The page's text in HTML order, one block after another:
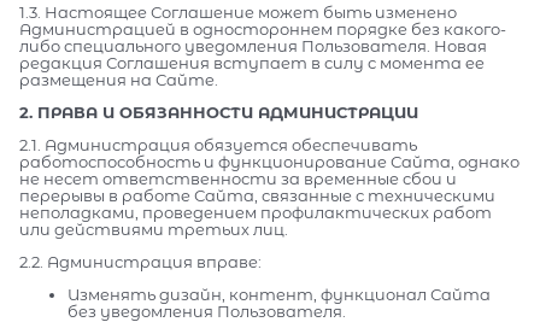
1.3. Настоящее Соглашение может быть изменено
Администрацией в одностороннем порядке без какого-
либо специального уведомления Пользователя. Новая
редакция Соглашения вступает в силу с момента ее
размещения на Сайте.
2. ПРАВА И ОБЯЗАННОСТИ АДМИНИСТРАЦИИ
2.1. Администрация обязуется обеспечивать
работоспособность и функционирование Сайта, однако
не несет ответственности за временные сбои и
перерывы в работе Сайта, связанные с техническими
неполадками, проведением профилактических работ
или действиями третьих лиц.
2.2. Администрация вправе:
Изменять дизайн, контент, функционал Сайта
без уведомления Пользователя.